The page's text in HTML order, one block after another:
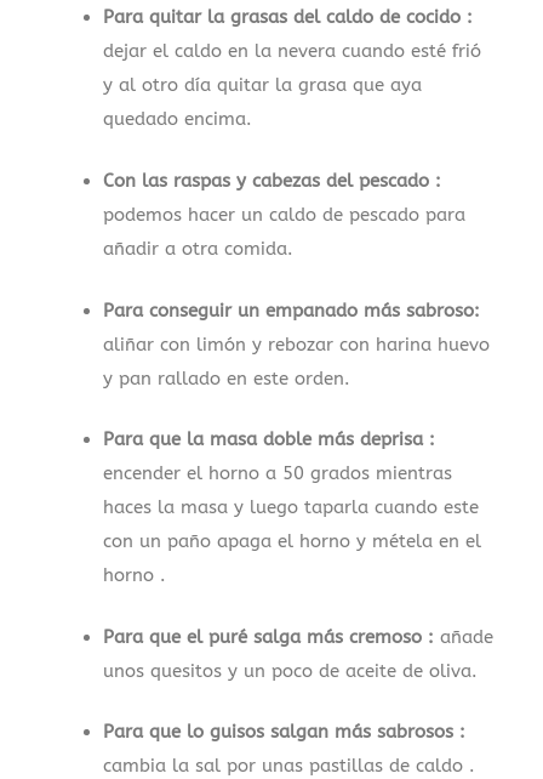
Para quitar la grasas del caldo de cocido :
dejar el caldo en la nevera cuando esté frió
y al otro día quitar la grasa que aya
quedado encima.
Con las raspas y cabezas del pescado :
podemos hacer un caldo de pescado para
añadir a otra comida.
Para conseguir un empanado más sabroso:
aliñar con limón y rebozar con harina huevo
y pan rallado en este orden.
Para que la masa doble más deprisa :
encender el horno a 50 grados mientras
haces la masa y luego taparla cuando este
con un paño apaga el horno y métela en el
horno .
Para que el puré salga más cremoso : añade
unos quesitos y un poco de aceite de oliva.
Para que lo guisos salgan más sabrosos :
cambia la sal por unas pastillas de caldo .